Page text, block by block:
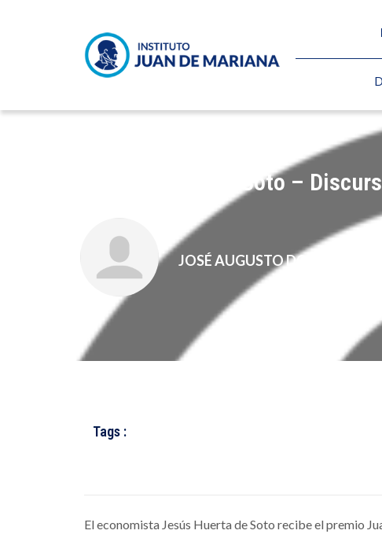
Jesús Huerta de Soto –
JOSÉ AUGUSTO DOMÍNGUEZ
Tags :
El economista Jesús Huerta de Soto recibe el premio